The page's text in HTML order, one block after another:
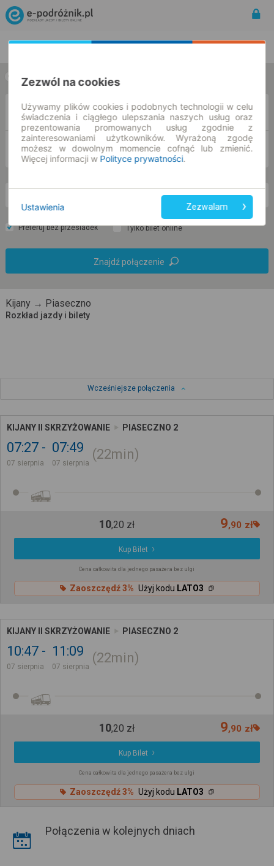
w jedną stronę w obie strony
Z
DO
-- : --
Preferuj bez przesiadek Tylko bilet online
Znajdź połączenie
Kijany → Piaseczno
Rozkład jazdy i bilety
Wcześniejsze połączenia
KIJANY II SKRZYŻOWANIE PIASECZNO 2
07:27
07 sierpnia
07:49
07 sierpnia
22min
10,20 zł 9,90 zł
Kup Bilet
Cena całkowita dla jednego pasażera bez ulgi
Zaoszczędź 3% Użyj kodu LATO3
KIJANY II SKRZYŻOWANIE PIASECZNO 2
10:47
07 sierpnia
11:09
07 sierpnia
22min
10,20 zł 9,90 zł
Kup Bilet
Cena całkowita dla jednego pasażera bez ulgi
Zaoszczędź 3% Użyj kodu LATO3
Połączenia w kolejnych dniach
Zezwól na cookies
Używamy plików cookies i podobnych technologii w celu
świadczenia i ciągłego ulepszania naszych usług oraz
prezentowania promowanych usług zgodnie z
zainteresowaniami użytkowników. Wyrażoną zgodę
możesz w dowolnym momencie cofnąć lub zmienić.
Więcej informacji w Polityce prywatności.
Ustawienia Zezwalam